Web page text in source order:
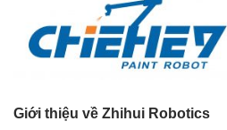
Giới thiệu về Zhihui Robotics